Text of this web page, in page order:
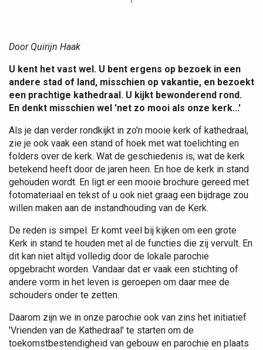
Door Quirijn Haak
U kent het vast wel. U bent ergens op bezoek in een
andere stad of land, misschien op vakantie, en bezoekt
een prachtige kathedraal. U kijkt bewonderend rond.
En denkt misschien wel 'net zo mooi als onze kerk...'
Als je dan verder rondkijkt in zo'n mooie kerk of kathedraal,
zie je ook vaak een stand of hoek met wat toelichting en
folders over de kerk. Wat de geschiedenis is, wat de kerk
betekend heeft door de jaren heen. En hoe de kerk in stand
gehouden wordt. En ligt er een mooie brochure gereed met
fotomateriaal en tekst of u ook niet graag een bijdrage zou
willen maken aan de instandhouding van de Kerk.
De reden is simpel. Er komt veel bij kijken om een grote
Kerk in stand te houden met al de functies die zij vervult. En
dit kan niet altijd volledig door de lokale parochie
opgebracht worden. Vandaar dat er vaak een stichting of
andere vorm in het leven is geroepen om daar mee de
schouders onder te zetten.
Daarom zijn we in onze parochie ook van zins het initiatief
'Vrienden van de Kathedraal' te starten om de
toekomstbestendigheid van gebouw en parochie en plaats